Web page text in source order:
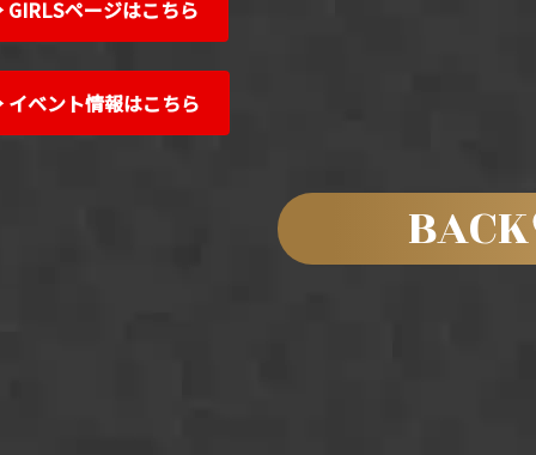
ページはこちら
ベント情報はこちら
BACK